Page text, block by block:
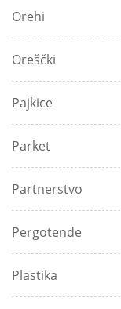
Orehi
Oreščki
Pajkice
Parket
Partnerstvo
Pergotende
Plastika